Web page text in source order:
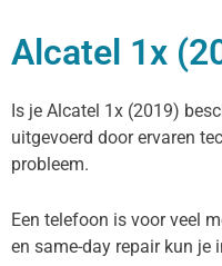
Alcatel 1x
Is je Alcatel 1x (2019)
uitgevoerd door ervaren
probleem.
Een telefoon is voor veel
en same-day repair kun je